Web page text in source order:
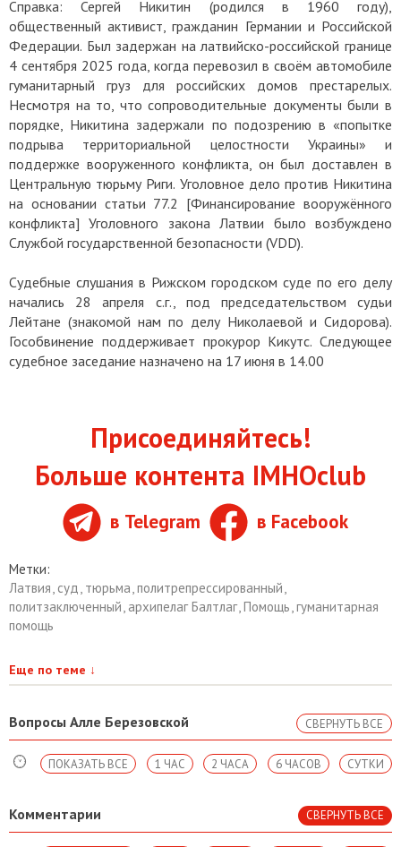
Справка: Сергей Никитин (родился в 1960 году),
общественный активист, гражданин Германии и Российской
Федерации. Был задержан на латвийско-российской границе
4 сентября 2025 года, когда перевозил в своём автомобиле
гуманитарный груз для российских домов престарелых.
Несмотря на то, что сопроводительные документы были в
порядке, Никитина задержали по подозрению в «попытке
подрыва территориальной целостности Украины» и
поддержке вооруженного конфликта, он был доставлен в
Центральную тюрьму Риги. Уголовное дело против Никитина
на основании статьи 77.2 [Финансирование вооружённого
конфликта] Уголовного закона Латвии было возбуждено
Службой государственной безопасности (VDD).
Судебные слушания в Рижском городском суде по его делу
начались 28 апреля с.г., под председательством судьи
Лейтане (знакомой нам по делу Николаевой и Сидорова).
Гособвинение поддерживает прокурор Кикутс. Следующее
судебное заседание назначено на 17 июня в 14.00
Присоединяйтесь!
Больше контента IMHOclub
в Telegram в Facebook
Метки:
Латвия суд тюрьма политрепрессированный
политзаключенный архипелаг Балтлаг Помощь гуманитарная
помощь
Еще по теме ↓
Вопросы Алле Березовской СВЕРНУТЬ ВСЕ
СУТКИ
6 ЧАСОВ
2 ЧАСА
1 ЧАС
ПОКАЗАТЬ ВСЕ
Комментарии СВЕРНУТЬ ВСЕ